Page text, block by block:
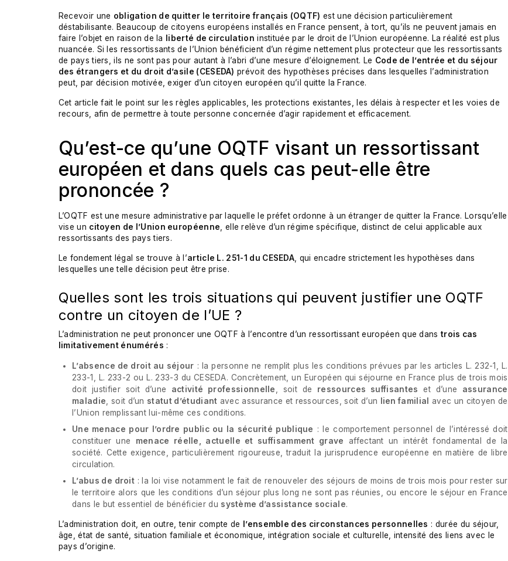
Recevoir une obligation de quitter le territoire français (OQTF) est une décision particulièrement
déstabilisante. Beaucoup de citoyens européens installés en France pensent, à tort, qu’ils ne peuvent jamais en
faire l’objet en raison de la
liberté de circulation instituée par le droit de l’Union européenne. La réalité est plus
nuancée. Si les ressortissants de l’Union bénéficient d’un régime nettement plus protecteur que les ressortissants
de pays tiers, ils ne sont pas pour autant à l’abri d’une mesure d’éloignement. Le Code de l’entrée et du séjour
des étrangers et du droit d’asile (CESEDA) prévoit des hypothèses précises dans lesquelles l’administration
peut, par décision motivée, exiger d’un citoyen européen qu’il quitte la France.
Cet article fait le point sur les règles applicables, les protections existantes, les délais à respecter et les voies de
recours, afin de permettre à toute personne concernée d’agir rapidement et efficacement.
Qu’est-ce qu’une OQTF visant un ressortissant
européen et dans quels cas peut-elle être
prononcée ?
L’OQTF est une mesure administrative par laquelle le préfet ordonne à un étranger de quitter la France. Lorsqu’elle
vise un citoyen de l’Union européenne , elle relève d’un régime spécifique, distinct de celui applicable aux
ressortissants des pays tiers.
Le fondement légal se trouve à l’article L. 251-1 du CESEDA, qui encadre strictement les hypothèses dans
lesquelles une telle décision peut être prise.
Quelles sont les trois situations qui peuvent justifier une OQTF
contre un citoyen de l’UE ?
L’administration ne peut prononcer une OQTF à l’encontre d’un ressortissant européen que dans trois cas
limitativement énumérés :
L’absence de droit au séjour : la personne ne remplit plus les conditions prévues par les articles L. 232-1, L.
233-1, L. 233-2 ou L. 233-3 du CESEDA. Concrètement, un Européen qui séjourne en France plus de trois mois
doit justifier soit d’une activité professionnelle , soit de ressources suffisantes et d’une assurance
maladie , soit d’un statut d’étudiant avec assurance et ressources, soit d’un lien familial
avec un citoyen de
l’Union remplissant lui-même ces conditions.
Une menace pour l’ordre public ou la sécurité publique : le comportement personnel de l’intéressé doit
constituer une menace réelle, actuelle et suffisamment grave
affectant un intérêt fondamental de la
société. Cette exigence, particulièrement rigoureuse, traduit la jurisprudence européenne en matière de libre
circulation.
L’abus de droit : la loi vise notamment le fait de renouveler des séjours de moins de trois mois pour rester sur
le territoire alors que les conditions d’un séjour plus long ne sont pas réunies, ou encore le séjour en France
dans le but essentiel de bénéficier du système d’assistance sociale.
L’administration doit, en outre, tenir compte de l’ensemble des circonstances personnelles : durée du séjour,
âge, état de santé, situation familiale et économique, intégration sociale et culturelle, intensité des liens avec le
pays d’origine.